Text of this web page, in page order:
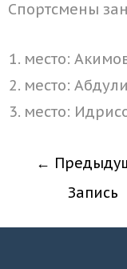
Спортсмены
место:
место:
место:
←
Запись